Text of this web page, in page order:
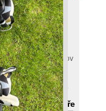
Bránice
(Dolní
Kounice)
(4.01 km) /
Brno-venkov
Poslední
komentáře